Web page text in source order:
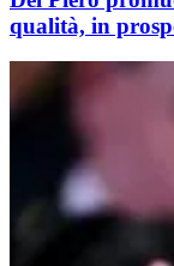
qualità, in